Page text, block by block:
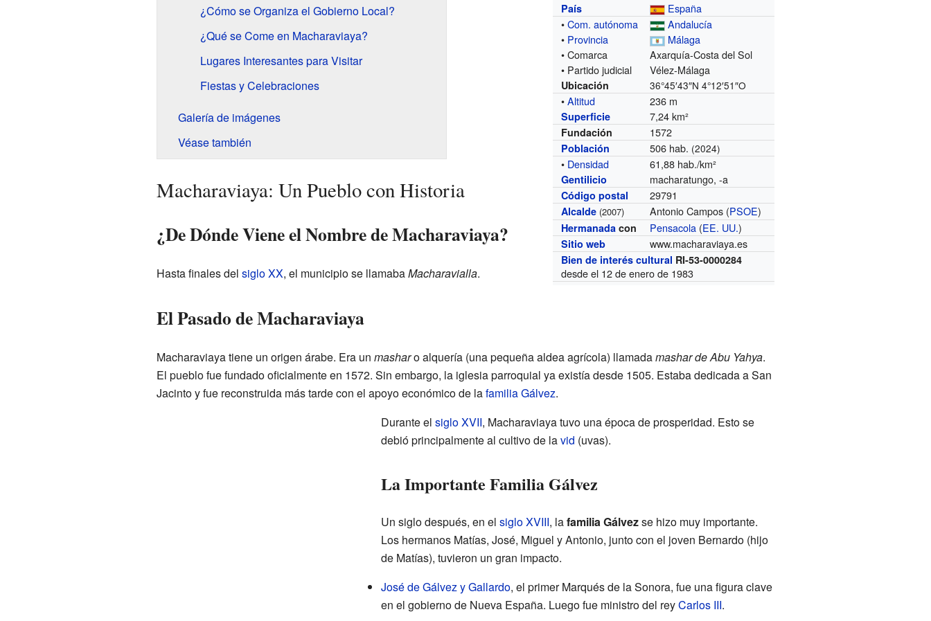
País
España
•Com. autónoma
Andalucía
• Provincia
Málaga
• Comarca
Axarquía-Costa del Sol
• Partido judicial
Vélez-Málaga
Ubicación 36°45′43″N 4°12′51″O
•Altitud 236 m
Superficie 7,24 km²
Fundación 1572
Población 506 hab. (2024)
• Densidad 61,88 hab./km²
Gentilicio macharatungo, -a
Código postal 29791
Alcalde (2007) Antonio Campos (PSOE)
Hermanada con Pensacola (EE. UU.)
Sitio web www.macharaviaya.es
Bien de interés cultural RI-53-0000284
desde el 12 de enero de 1983
¿Cómo se Organiza el Gobierno Local?
¿Qué se Come en Macharaviaya?
Lugares Interesantes para Visitar
Fiestas y Celebraciones
Galería de imágenes
Véase también
Macharaviaya: Un Pueblo con Historia
¿De Dónde Viene el Nombre de Macharaviaya?
Hasta finales del siglo XX, el municipio se llamabaMacharavialla.
El Pasado de Macharaviaya
Macharaviaya tiene un origen árabe. Era un masharo alquería (una pequeña aldea agrícola) llamadamashar de Abu Yahya.
El pueblo fue fundado oficialmente en 1572. Sin embargo, la iglesia parroquial ya existía desde 1505. Estaba dedicada a San
Jacinto y fue reconstruida más tarde con el apoyo económico de lafamilia Gálvez.
Durante el siglo XVII, Macharaviaya tuvo una época de prosperidad. Esto se
debió principalmente al cultivo de lavid (uvas).
La Importante Familia Gálvez
Un siglo después, en el siglo XVIII, lafamilia Gálvezse hizo muy importante.
Los hermanos Matías, José, Miguel y Antonio, junto con el joven Bernardo (hijo
de Matías), tuvieron un gran impacto.
José de Gálvez y Gallardo, el primer Marqués de la Sonora, fue una figura clave
en el gobierno de Nueva España. Luego fue ministro del reyCarlos III.